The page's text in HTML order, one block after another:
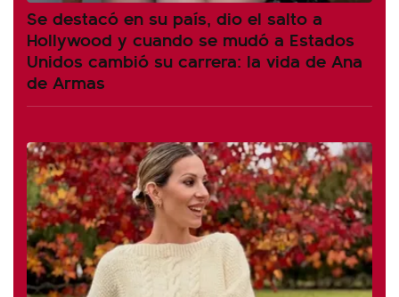
Se destacó en su país, dio el salto a
Hollywood y cuando se mudó a Estados
Unidos cambió su carrera: la vida de Ana
de Armas